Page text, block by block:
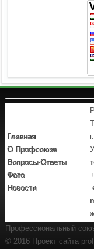
Главная
О Профсоюзе
Вопросы-Ответы
Фото
Новости
Профессиональный
© 2016 Проект сайта